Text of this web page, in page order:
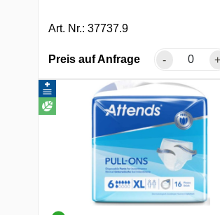
Art. Nr.: 37737.9
Preis auf Anfrage - +